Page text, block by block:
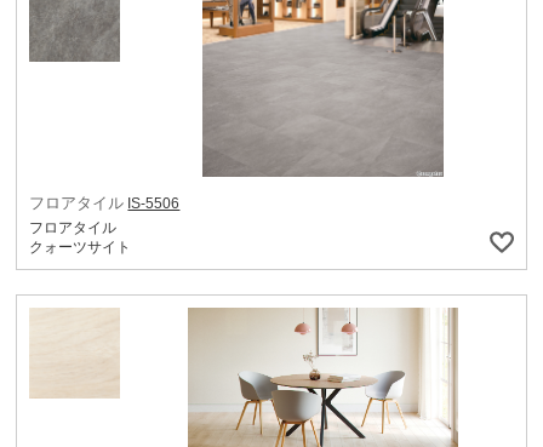
フロアタイル IS-5506
フロアタイル
クォーツサイト